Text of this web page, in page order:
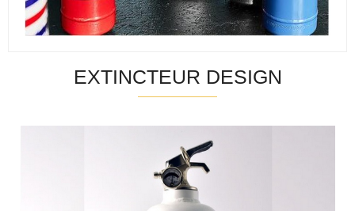
EXTINCTEUR DESIGN